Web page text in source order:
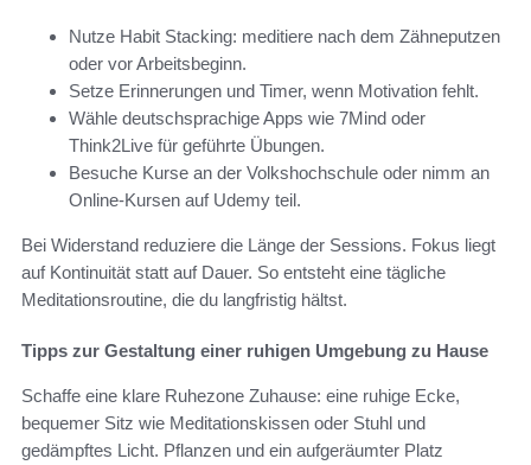
Nutze Habit Stacking: meditiere nach dem Zähneputzen
oder vor Arbeitsbeginn.
Setze Erinnerungen und Timer, wenn Motivation fehlt.
Wähle deutschsprachige Apps wie 7Mind oder
Think2Live für geführte Übungen.
Besuche Kurse an der Volkshochschule oder nimm an
Online-Kursen auf Udemy teil.
Bei Widerstand reduziere die Länge der Sessions. Fokus liegt
auf Kontinuität statt auf Dauer. So entsteht eine tägliche
Meditationsroutine, die du langfristig hältst.
Tipps zur Gestaltung einer ruhigen Umgebung zu Hause
Schaffe eine klare Ruhezone Zuhause: eine ruhige Ecke,
bequemer Sitz wie Meditationskissen oder Stuhl und
gedämpftes Licht. Pflanzen und ein aufgeräumter Platz